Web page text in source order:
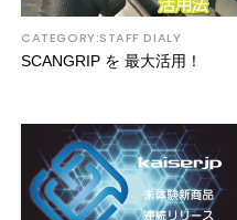
CATEGORY:STAFF DIALY
SCANGRIP を 最大活用！